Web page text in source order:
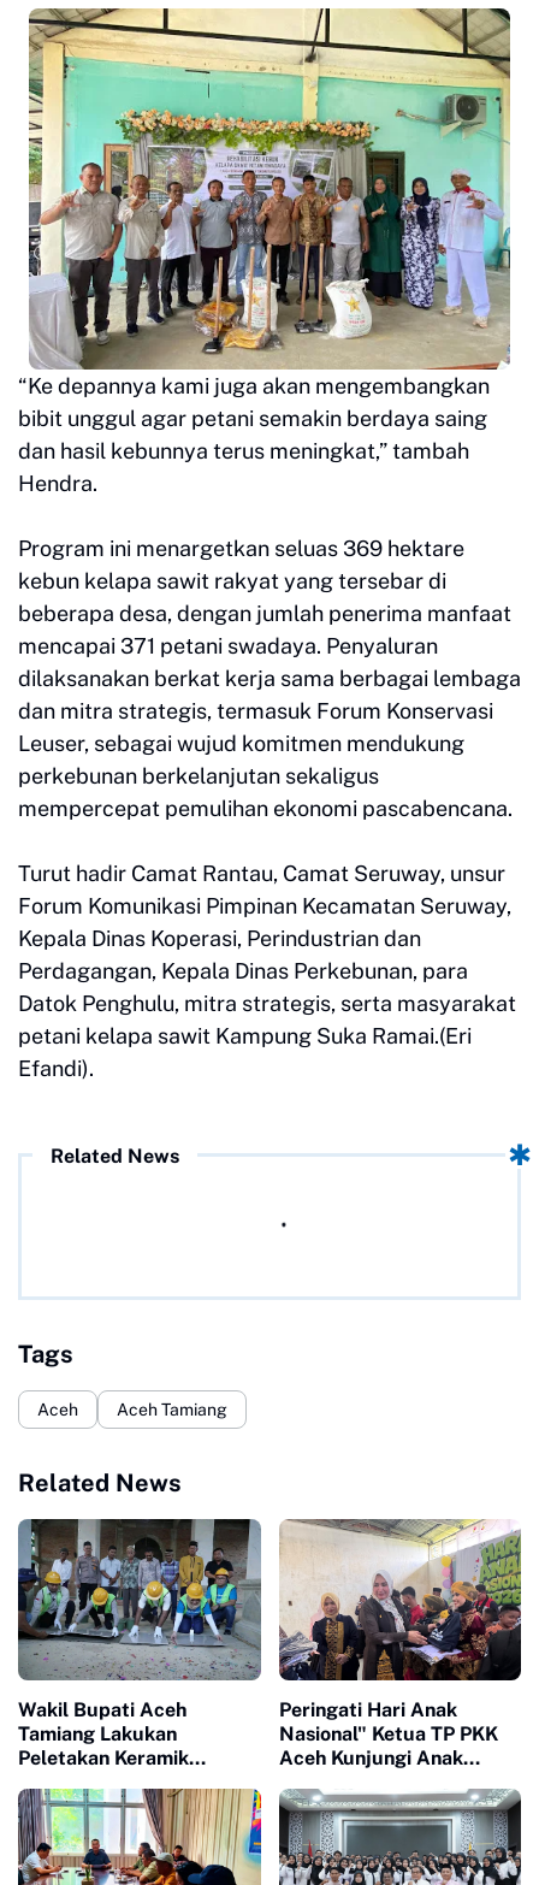
“Ke depannya kami juga akan mengembangkan
bibit unggul agar petani semakin berdaya saing
dan hasil kebunnya terus meningkat,” tambah
Hendra.
Program ini menargetkan seluas 369 hektare
kebun kelapa sawit rakyat yang tersebar di
beberapa desa, dengan jumlah penerima manfaat
mencapai 371 petani swadaya. Penyaluran
dilaksanakan berkat kerja sama berbagai lembaga
dan mitra strategis, termasuk Forum Konservasi
Leuser, sebagai wujud komitmen mendukung
perkebunan berkelanjutan sekaligus
mempercepat pemulihan ekonomi pascabencana.
Turut hadir Camat Rantau, Camat Seruway, unsur
Forum Komunikasi Pimpinan Kecamatan Seruway,
Kepala Dinas Koperasi, Perindustrian dan
Perdagangan, Kepala Dinas Perkebunan, para
Datok Penghulu, mitra strategis, serta masyarakat
petani kelapa sawit Kampung Suka Ramai.(Eri
Efandi).
Related News
Tags
Aceh Aceh Tamiang
Related News
Wakil Bupati Aceh
Tamiang Lakukan
Peletakan Keramik
Taqwa
Peringati Hari Anak
Nasional" Ketua TP PKK
Aceh Kunjungi Anak
Aceh Tamiang